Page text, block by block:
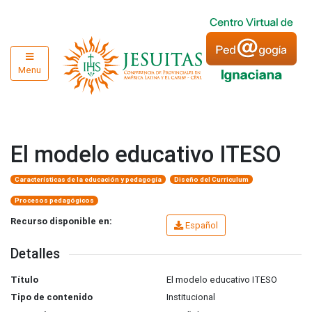
Menu
El modelo educativo ITESO
Características de la educación y pedagogía Diseño del Curriculum
Procesos pedagógicos
Recurso disponible en: Español
Detalles
Título
El modelo educativo ITESO
Tipo de contenido
Institucional